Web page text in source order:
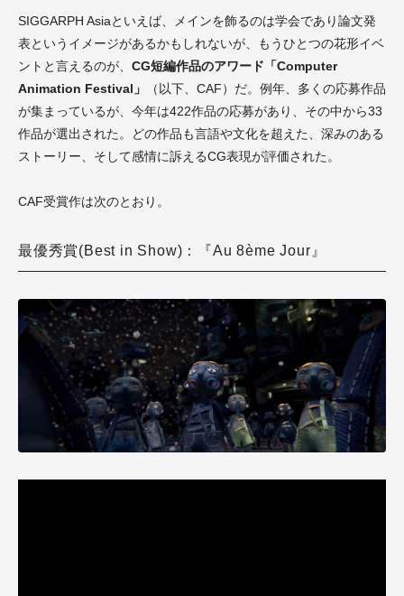
SIGGARPH Asiaといえば、メインを飾るのは学会であり論文発
表というイメージがあるかもしれないが、もうひとつの花形イベ
ントと言えるのが、 CG短編作品のアワード「Computer
Animation Festival」
（以下、CAF）だ。例年、多くの応募作品
が集まっているが、今年は422作品の応募があり、その中から33
作品が選出された。どの作品も言語や文化を超えた、深みのある
ストーリー、そして感情に訴えるCG表現が評価された。
CAF受賞作は次のとおり。
最優秀賞(Best in Show)：『Au 8ème Jour』